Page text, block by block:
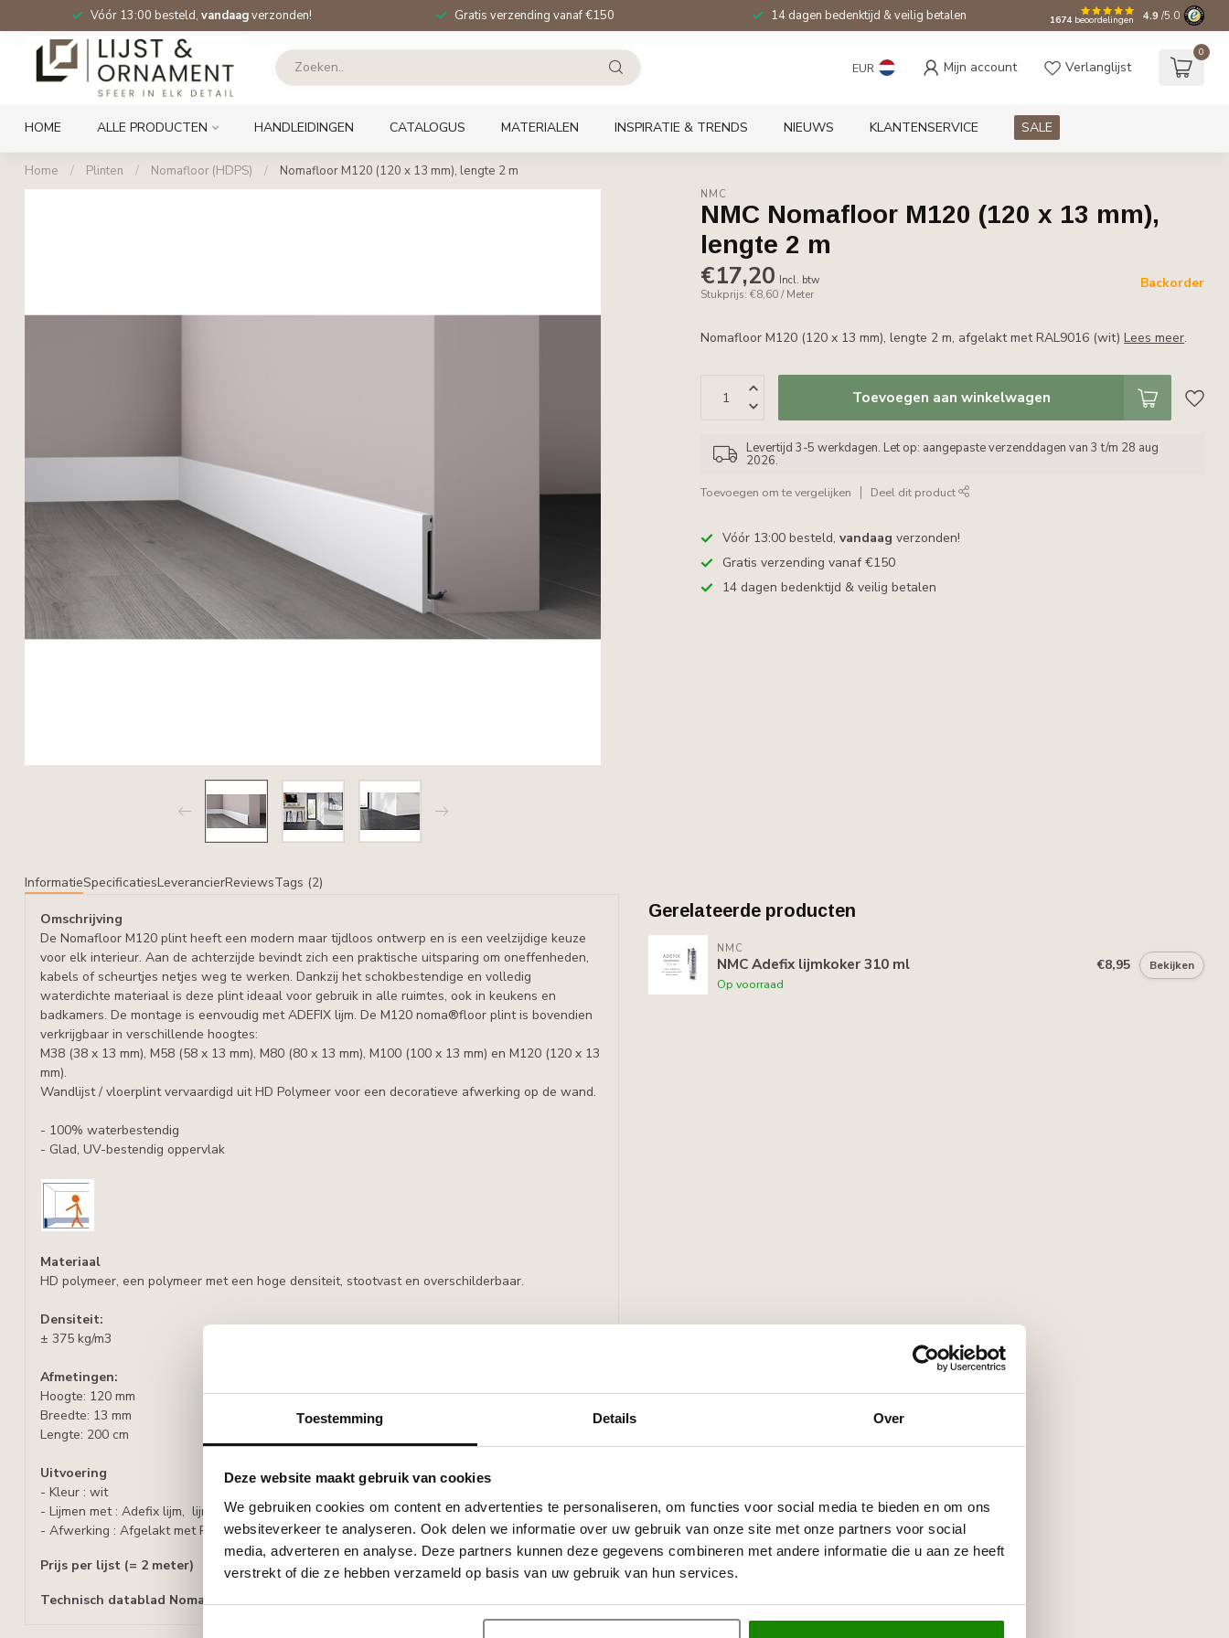
Toestemming Details Over
Deze website maakt gebruik van cookies
We gebruiken cookies om content en advertenties te personaliseren, om functies voor social media te bieden en om ons
websiteverkeer te analyseren. Ook delen we informatie over uw gebruik van onze site met onze partners voor social
media, adverteren en analyse. Deze partners kunnen deze gegevens combineren met andere informatie die u aan ze heeft
verstrekt of die ze hebben verzameld op basis van uw gebruik van hun services.
Vóór 13:00 besteld, vandaagverzonden! Gratis verzending vanaf €150 14 dagen bedenktijd & veilig betalen 1674beoordelingen 4.9 /5.0
EUR Mijn account Verlanglijst
0
HOME ALLE PRODUCTEN HANDLEIDINGEN CATALOGUS MATERIALEN INSPIRATIE & TRENDS NIEUWS KLANTENSERVICE SALE
Home / Plinten / Nomafloor (HDPS) / Nomafloor M120 (120 x 13 mm), lengte 2 m
NMC
NMC Nomafloor M120 (120 x 13 mm),
lengte 2 m
€17,20 Incl. btw
Stukprijs: €8,60 / Meter
Backorder
Nomafloor M120 (120 x 13 mm), lengte 2 m, afgelakt met RAL9016 (wit)Lees meer.
Toevoegen aan winkelwagen
Levertijd 3-5 werkdagen. Let op: aangepaste verzenddagen van 3 t/m 28 aug
2026.
Toevoegen om te vergelijken Deel dit product
Vóór 13:00 besteld,vandaag verzonden!
Gratis verzending vanaf €150
14 dagen bedenktijd & veilig betalen
InformatieSpecificatiesLeverancierReviewsTags (2)
Omschrijving
De Nomafloor M120 plint heeft een modern maar tijdloos ontwerp en is een veelzijdige keuze
voor elk interieur. Aan de achterzijde bevindt zich een praktische uitsparing om oneffenheden,
kabels of scheurtjes netjes weg te werken. Dankzij het schokbestendige en volledig
waterdichte materiaal is deze plint ideaal voor gebruik in alle ruimtes, ook in keukens en
badkamers. De montage is eenvoudig met ADEFIX lijm. De M120 noma®floor plint is bovendien
verkrijgbaar in verschillende hoogtes:
M38 (38 x 13 mm), M58 (58 x 13 mm), M80 (80 x 13 mm), M100 (100 x 13 mm) en M120 (120 x 13
mm).
Wandlijst / vloerplint vervaardigd uit HD Polymeer voor een decoratieve afwerking op de wand.
- 100% waterbestendig
- Glad, UV-bestendig oppervlak
Materiaal
HD polymeer, een polymeer met een hoge densiteit, stootvast en overschilderbaar.
Densiteit:
± 375 kg/m3
Afmetingen:
Hoogte: 120 mm
Breedte: 13 mm
Lengte: 200 cm
Uitvoering
- Kleur : wit
- Lijmen met : Adefix lijm, lijmverbruik: 8 meter lijst per lijmkoker.
- Afwerking : Afgelakt met RAL9016 (wit), indien gewenst overschilderbaar.
Prijs per lijst (= 2 meter)
Technisch datablad Nomafloorplinten
Gerelateerde producten
NMC
NMC Adefix lijmkoker 310 ml
Op voorraad
€8,95 Bekijken